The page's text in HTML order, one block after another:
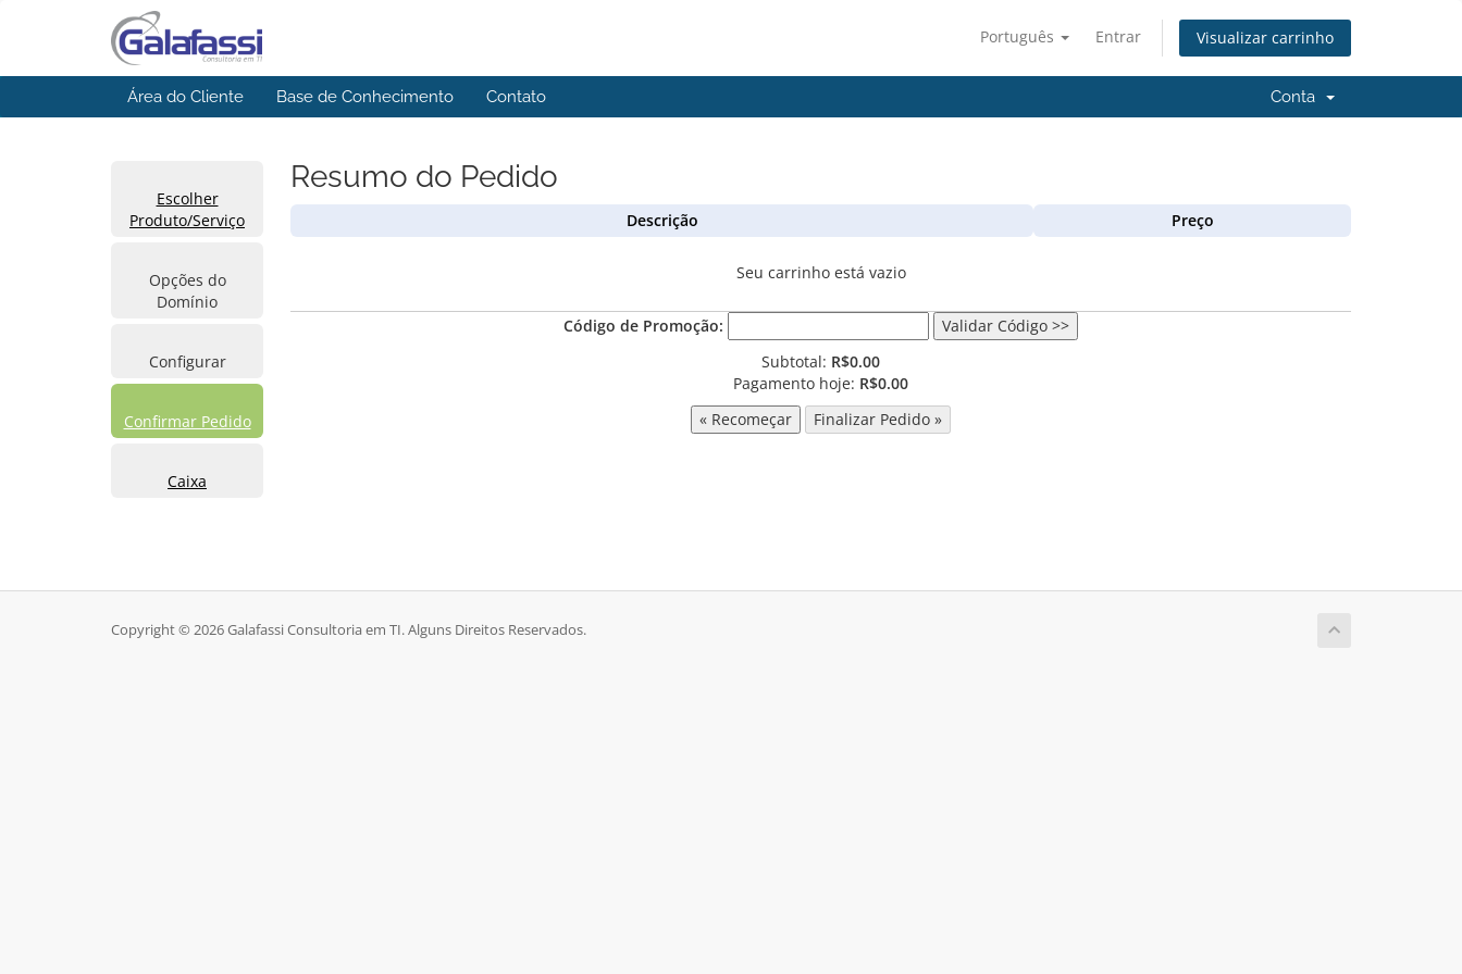
Português Entrar Visualizar carrinho
Área do Cliente Base de Conhecimento Contato Conta
Escolher
Produto/Serviço
Opções do
Domínio
Configurar
Confirmar Pedido
Caixa
Resumo do Pedido
Descrição Preço
Seu carrinho está vazio
Código de Promoção:
Subtotal: R$0.00
Pagamento hoje: R$0.00
Copyright © 2026 Galafassi Consultoria em TI. Alguns Direitos Reservados.